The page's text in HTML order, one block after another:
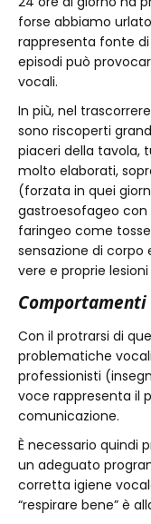
forse abbiamo
rappresenta fonte di
episodi può
vocali.
In più, nel
sono riscoperti
piaceri della tavola,
molto elaborati,
(forzata in quei
gastroesofageo
faringeo come
sensazione di corpo
vere e proprie
Con il protrarsi di
problematiche
professionisti
voce rappresenta il
comunicazione.
È necessario quindi
un adeguato
corretta igiene
“respirare bene” è